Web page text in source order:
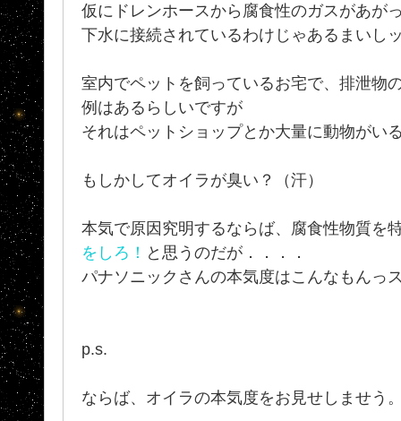
仮にドレンホースから腐食性のガスがあが
下水に接続されているわけじゃあるまいし
室内でペットを飼っているお宅で、排泄物
例はあるらしいですが
それはペットショップとか大量に動物がい
もしかしてオイラが臭い？（汗）
本気で原因究明するならば、腐食性物質を
をしろ！ と思うのだが．．．．
パナソニックさんの本気度はこんなもんっ
p.s.
ならば、オイラの本気度をお見せしませう